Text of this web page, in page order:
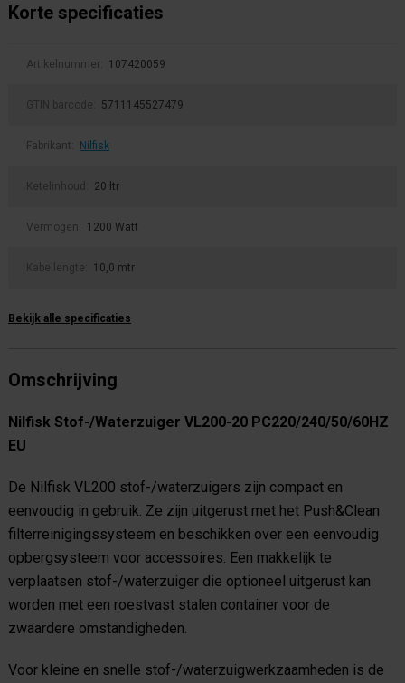
Korte specificaties
Artikelnummer: 107420059
GTIN barcode: 5711145527479
Fabrikant: Nilfisk
Ketelinhoud: 20 ltr
Vermogen: 1200 Watt
Kabellengte: 10,0 mtr
Bekijk alle specificaties
Omschrijving
Nilfisk Stof-/Waterzuiger VL200-20 PC220/240/50/60HZ
EU
De Nilfisk VL200 stof-/waterzuigers zijn compact en
eenvoudig in gebruik. Ze zijn uitgerust met het Push&Clean
filterreinigingssysteem en beschikken over een eenvoudig
opbergsysteem voor accessoires. Een makkelijk te
verplaatsen stof-/waterzuiger die optioneel uitgerust kan
worden met een roestvast stalen container voor de
zwaardere omstandigheden.
Voor kleine en snelle stof-/waterzuigwerkzaamheden is de